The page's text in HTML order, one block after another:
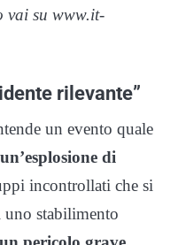
vai su www.it-
rilevante”
un evento quale
di
incontrollati che si
stabilimento